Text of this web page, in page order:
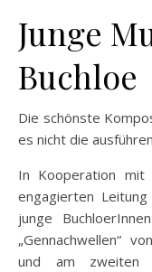
Junge
Buchloe
Die schönste
es nicht die
In Kooperation mit
engagierten
junge
„Gennachwellen“
und am zweiten